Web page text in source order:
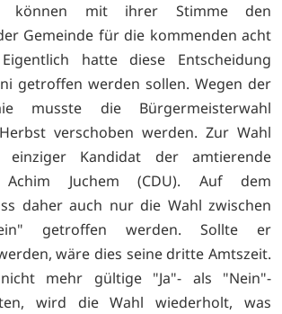
können mit ihrer Stimme den
Gemeinde für die kommenden acht
hatte diese Entscheidung
getroffen werden sollen. Wegen der
musste die Bürgermeisterwahl
verschoben werden. Zur Wahl
Kandidat der amtierende
Achim Juchem (CDU). Auf dem
daher auch nur die Wahl zwischen
getroffen werden. Sollte er
wäre dies seine dritte Amtszeit.
mehr gültige "Ja"- als "Nein"-
wird die Wahl wiederholt, was